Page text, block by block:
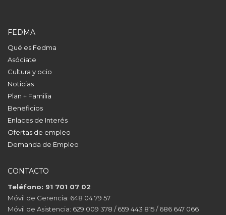
FEDMA
Qué es Fedma
Asóciate
Cultura y ocio
Noticias
Plan + Familia
Beneficios
Enlaces de Interés
Ofertas de empleo
Demanda de Empleo
CONTACTO
Teléfono: 91 701 07 02
Móvil de Gerencia: 648 04 79 57
Móvil de Asistencia: 629 009 378 / 659 443 815 / 686 647 066